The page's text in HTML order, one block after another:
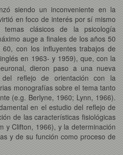
siendo un inconveniente en la
en foco de interés por sí mismo
clásicos de la psicología
auge a finales de los años 50
con los influyentes trabajos de
en 1963- y 1959), que, con la
dieron paso a una nueva
reflejo de orientación con la
monografías sobre el tema tanto
(e.g. Berlyne, 1960; Lynn, 1966).
en el estudio del reflejo de
de las características fisiológicas
y Clifton, 1966), y la determinación
y de su función como proceso de